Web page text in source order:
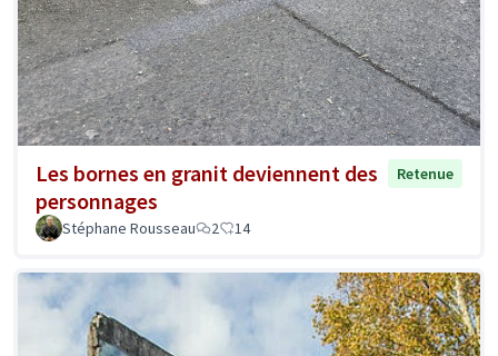
Les bornes en granit deviennent des
personnages
Retenue
Stéphane Rousseau 2 14